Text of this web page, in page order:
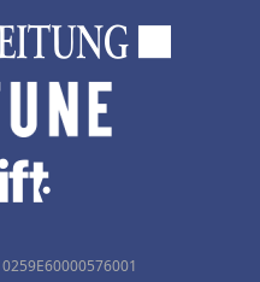
0259Ε60000576001